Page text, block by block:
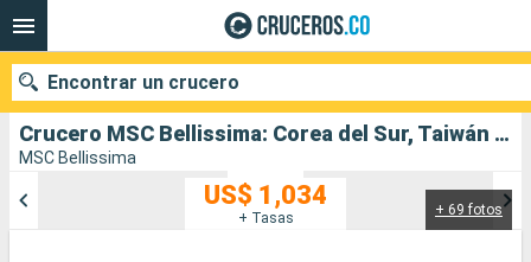
Crucero MSC Bellissima: Corea del Sur, Taiwán salida desde Incheon
MSC Bellissima
+ 69 fotos
US$ 1,034
+ Tasas
Encontrar un crucero